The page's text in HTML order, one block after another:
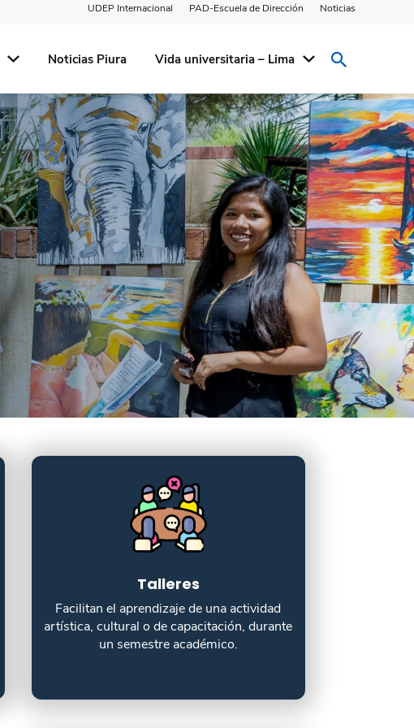
UDEP Internacional PAD-Escuela de Dirección Noticias
Noticias Piura Vida universitaria – Lima
Talleres
Facilitan el aprendizaje de una actividad
artística, cultural o de capacitación, durante
un semestre académico.